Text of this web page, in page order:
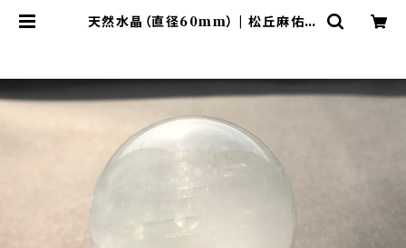
天然水晶（直径60mm） | 松丘麻佑の